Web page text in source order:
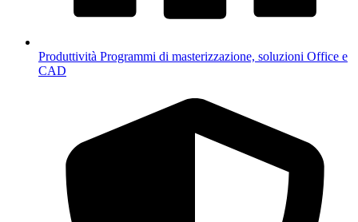
Produttività Programmi di masterizzazione, soluzioni Office e
CAD